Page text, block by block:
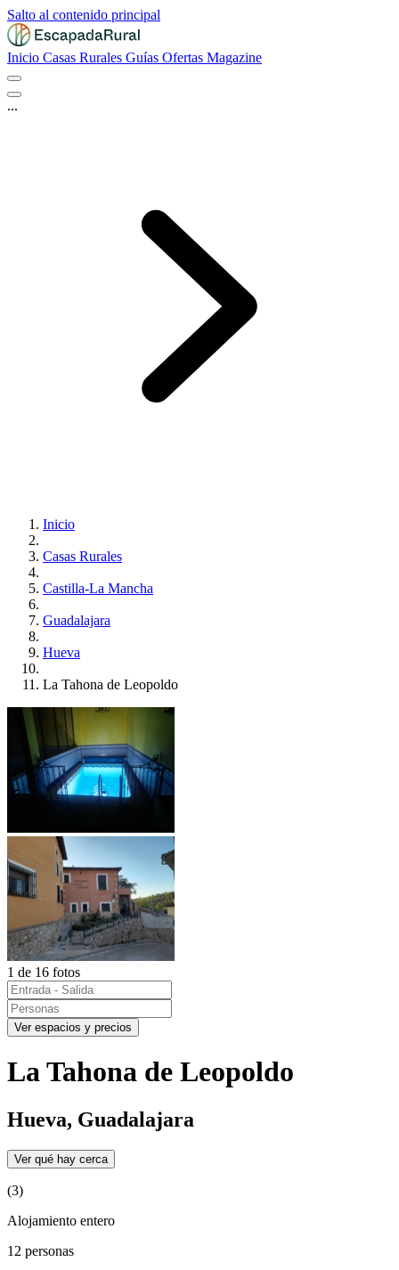
Salto al contenido principal
Inicio Casas Rurales Guías Ofertas Magazine
...
Inicio
Casas Rurales
Castilla-La Mancha
Guadalajara
Hueva
La Tahona de Leopoldo
1 de 16 fotos
Ver espacios y precios
La Tahona de Leopoldo
Hueva, Guadalajara
Ver qué hay cerca
(3)
Alojamiento entero
12 personas